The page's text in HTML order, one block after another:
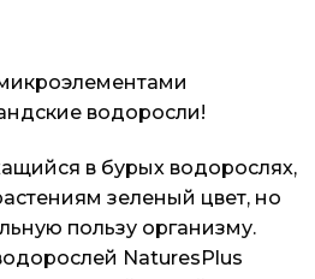
водоросли!
в бурых водорослях,
зеленый цвет, но
пользу организму.
NaturesPlus